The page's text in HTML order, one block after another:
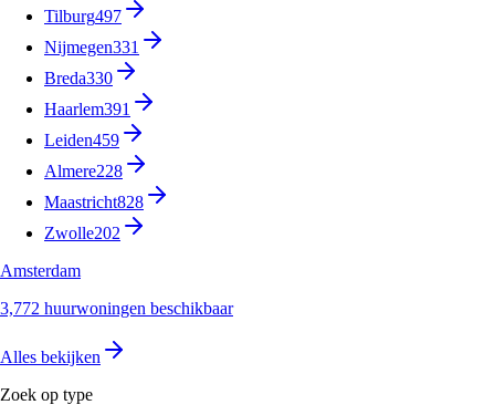
Tilburg497
Nijmegen331
Breda330
Haarlem391
Leiden459
Almere228
Maastricht828
Zwolle202
Amsterdam
3,772 huurwoningen beschikbaar
Alles bekijken
Zoek op type